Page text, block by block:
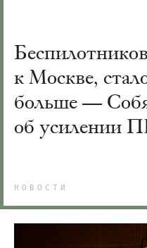
к Москве,
больше —
об усилении
НОВОСТИ